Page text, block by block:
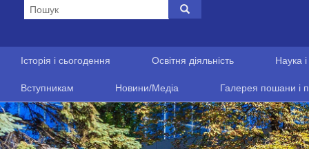
Історія і сьогодення Освітня діяльність Наука
Вступникам Новини/Медіа Галерея пошани і